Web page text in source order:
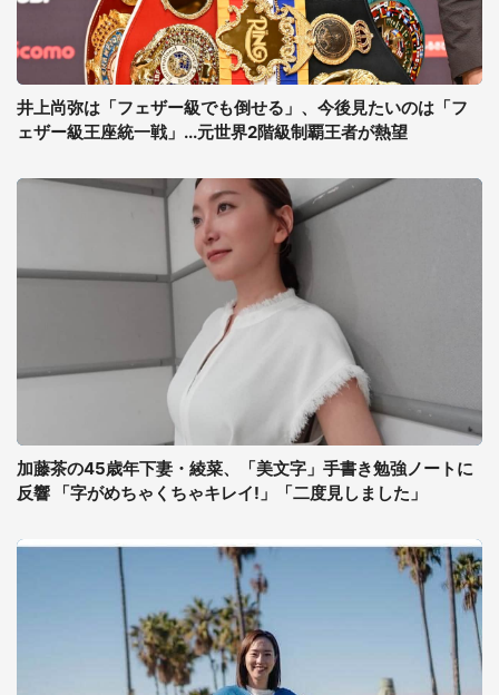
井上尚弥は「フェザー級でも倒せる」、今後見たいのは「フ
ェザー級王座統一戦」...元世界2階級制覇王者が熱望
加藤茶の45歳年下妻・綾菜、「美文字」手書き勉強ノートに
反響 「字がめちゃくちゃキレイ!」「二度見しました」